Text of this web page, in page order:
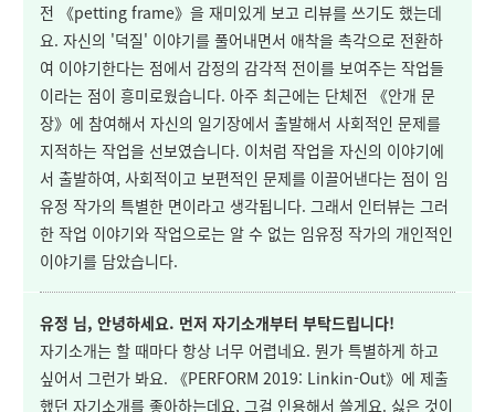
전
《petting frame》을 재미있게 보고 리뷰를 쓰기도 했는데
요. 자신의 '덕질' 이야기를 풀어내면서 애착을 촉각으로 전환하
여 이야기한다는 점에서 감정의 감각적 전이를 보여주는 작업들
이라는 점이 흥미로웠습니다. 아주 최근에는 단체전
《안개 문
장》에 참여해서 자신의 일기장에서 출발해서 사회적인 문제를
지적하는 작업을 선보였습니다. 이처럼 작업을 자신의 이야기에
서 출발하여, 사회적이고 보편적인 문제를 이끌어낸다는 점이 임
유정 작가의 특별한 면이라고 생각됩니다. 그래서 인터뷰는 그러
한 작업 이야기와 작업으로는 알 수 없는 임유정 작가의 개인적인
이야기를 담았습니다.
유정 님, 안녕하세요. 먼저 자기소개부터 부탁드립니다!
자기소개는 할 때마다 항상 너무 어렵네요. 뭔가 특별하게 하고
싶어서 그런가 봐요. 《PERFORM 2019: Linkin-Out》에 제출
했던 자기소개를 좋아하는데요, 그걸 인용해서 쓸게요. 싫은 것이